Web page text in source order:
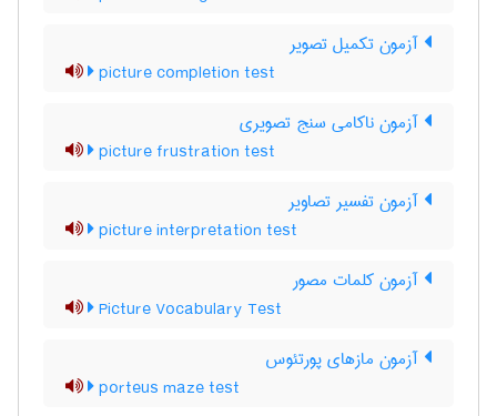
آزمون تکمیل تصویر
picture completion test
آزمون ناکامی سنج تصویری
picture frustration test
آزمون تفسیر تصاویر
picture interpretation test
آزمون کلمات مصور
Picture Vocabulary Test
آزمون مازهای پورتئوس
porteus maze test